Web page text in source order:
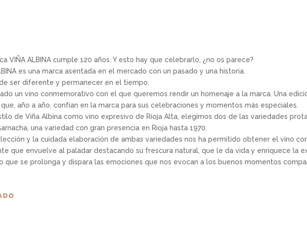
VIÑA ALBINA cumple 120 años. Y esto hay que celebrarlo, ¿no os parece?
es una marca asentada en el mercado con un pasado y una historia.
ser diferente y permanecer en el tiempo.
un vino conmemorativo con el que queremos rendir un homenaje a la marca. Una
año a año, confían en la marca para sus celebraciones y momentos más especiales.
de Viña Albina como vino expresivo de Rioja Alta, elegimos dos de las variedades
una variedad con gran presencia en Rioja hasta 1970.
y la cuidada elaboración de ambas variedades nos ha permitido obtener el vino
que envuelve al paladar destacando su frescura natural, que le da vida y enriquece la
que se prolonga y dispara las emociones que nos evocan a los buenos momentos